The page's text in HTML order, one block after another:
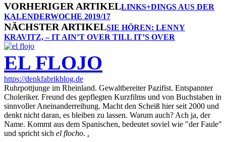
VORHERIGER ARTIKELLINKS+DINGS AUS DER
KALENDERWOCHE 2019/17
NÄCHSTER ARTIKELSIE HÖREN: LENNY
KRAVITZ, – IT AIN’T OVER TILL IT’S OVER
EL FLOJO
https://denkfabrikblog.de
Ruhrpottjunge im Rheinland. Gewaltbereiter Pazifist. Entspannter
Choleriker. Freund des gepflegten Kurzfilms und von Buchstaben in
sinnvoller Aneinanderreihung. Macht den Scheiß hier seit 2000 und
denkt nicht daran, es bleiben zu lassen. Warum auch? Ach ja, der
Name. Kommt aus dem Spanischen, bedeutet soviel wie "der Faule"
und spricht sich el flocho. .